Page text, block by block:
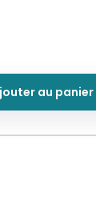
au panier